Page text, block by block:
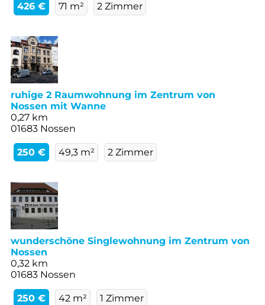
426 € 71 m² 2 Zimmer
ruhige 2 Raumwohnung im Zentrum von
Nossen mit Wanne
0,27 km
01683 Nossen
250 € 49,3 m² 2 Zimmer
wunderschöne Singlewohnung im Zentrum von
Nossen
0,32 km
01683 Nossen
250 € 42 m² 1 Zimmer